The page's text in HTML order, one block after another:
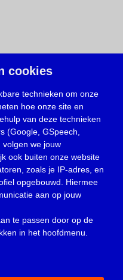
cookies
technieken om onze
hoe onze site en
van deze technieken
(Google, GSpeech,
volgen we jouw
ook buiten onze website
zoals je IP-adres, en
opgebouwd. Hiermee
aan op jouw
te passen door op de
in het hoofdmenu.